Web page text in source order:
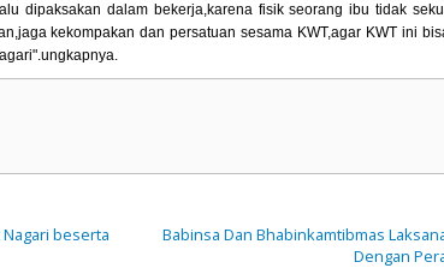
dipaksakan dalam bekerja,karena fisik seorang ibu tidak
kekompakan dan persatuan sesama KWT,agar KWT ini
beserta
Babinsa Dan Bhabinkamtibmas
Dengan